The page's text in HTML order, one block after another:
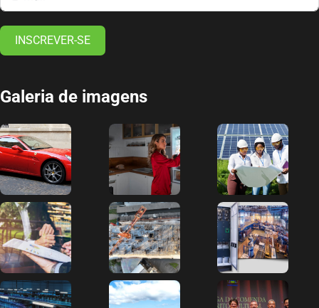
INSCREVER-SE
Galeria de imagens